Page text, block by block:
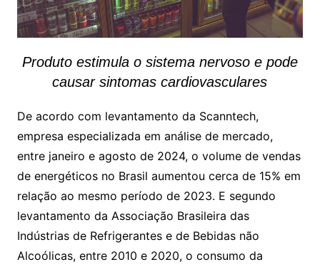
Produto estimula o sistema nervoso e pode
causar sintomas cardiovasculares
De acordo com levantamento da Scanntech,
empresa especializada em análise de mercado,
entre janeiro e agosto de 2024, o volume de vendas
de energéticos no Brasil aumentou cerca de 15% em
relação ao mesmo período de 2023. E segundo
levantamento da Associação Brasileira das
Indústrias de Refrigerantes e de Bebidas não
Alcoólicas, entre 2010 e 2020, o consumo da